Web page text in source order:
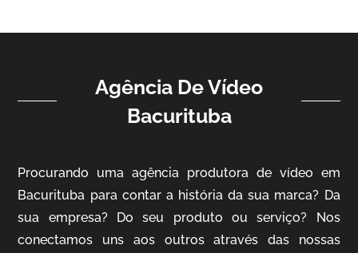
Vídeo Institucional
Agência De Vídeo
Bacurituba
Procurando uma agência produtora de vídeo em
Bacurituba para contar a história da sua marca? Da
sua empresa? Do seu produto ou serviço? Nos
conectamos uns aos outros através das nossas